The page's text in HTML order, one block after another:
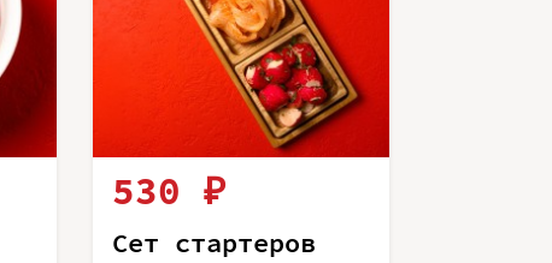
530 ₽
Сет стартеров